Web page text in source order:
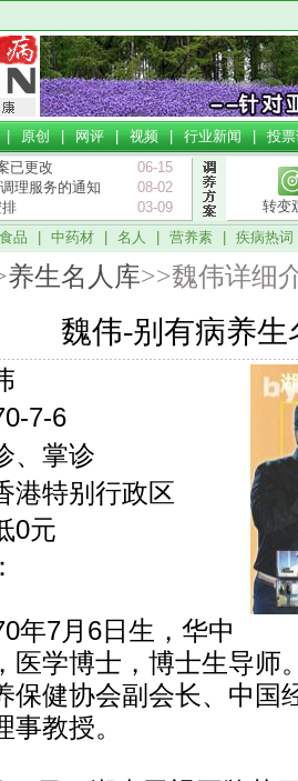
原创|网评|视频|行业新闻|投
已更改
06-15
理服务的通知
08-02
03-09
转变
食品 中药材 名人 营养素 疾病热词
养生名人库>>魏伟详细
魏伟-别有病养生
7-6
、掌诊
港特别行政区
0元
7月6日生，华中
医学博士，博士生导师
保健协会副会长、中国
教授。